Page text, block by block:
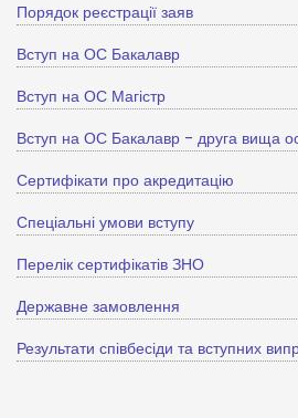
Порядок реєстрації заяв
Вступ на ОС Бакалавр
Вступ на ОС Магістр
Вступ на ОС Бакалавр - друга вища
Сертифікати про акредитацію
Спеціальні умови вступу
Перелік сертифікатів ЗНО
Державне замовлення
Результати співбесіди та вступних